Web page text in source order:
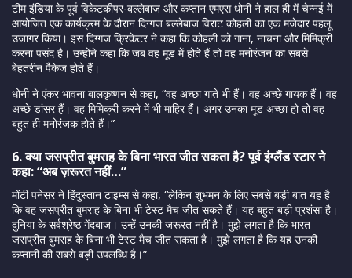
टीम इंडिया के पूर्व विकेटकीपर-बल्लेबाज और कप्तान एमएस धोनी ने हाल ही में चेन्नई में
आयोजित एक कार्यक्रम के दौरान दिग्गज बल्लेबाज विराट कोहली का एक मजेदार पहलू
उजागर किया। इस दिग्गज क्रिकेटर ने कहा कि कोहली को गाना, नाचना और मिमिक्री
करना पसंद है। उन्होंने कहा कि जब वह मूड में होते हैं तो वह मनोरंजन का सबसे
बेहतरीन पैकेज होते हैं।
धोनी ने एंकर भावना बालकृष्णन से कहा, “वह अच्छा गाते भी हैं। वह अच्छे गायक हैं। वह
अच्छे डांसर हैं। वह मिमिक्री करने में भी माहिर हैं। अगर उनका मूड अच्छा हो तो वह
बहुत ही मनोरंजक होते हैं।”
6. क्या जसप्रीत बुमराह के बिना भारत जीत सकता है? पूर्व इंग्लैंड स्टार ने
कहा: “अब ज़रूरत नहीं…”
मोंटी पनेसर ने हिंदुस्तान टाइम्स से कहा, “लेकिन शुभमन के लिए सबसे बड़ी बात यह है
कि वह जसप्रीत बुमराह के बिना भी टेस्ट मैच जीत सकते हैं। यह बहुत बड़ी प्रशंसा है।
दुनिया के सर्वश्रेष्ठ गेंदबाज। उन्हें उनकी जरूरत नहीं है। मुझे लगता है कि भारत
जसप्रीत बुमराह के बिना भी टेस्ट मैच जीत सकता है। मुझे लगता है कि यह उनकी
कप्तानी की सबसे बड़ी उपलब्धि है।”